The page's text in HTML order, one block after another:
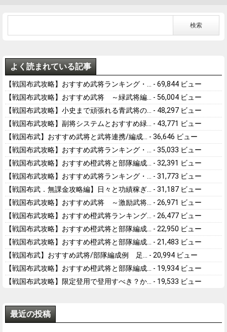
よく読まれている記事
【戦国布武攻略】おすすめ武将ランキング・... - 69,844 ビュー
【戦国布武攻略】おすすめ武将 ～緑武将編... - 56,004 ビュー
【戦国布武攻略】小史まで頑張れる青武将の... - 48,297 ビュー
【戦国布武攻略】副将システムとおすすめ緑... - 43,771 ビュー
【戦国布武】おすすめ武将と武将連携/編成... - 36,646 ビュー
【戦国布武攻略】おすすめ武将ランキング・... - 35,033 ビュー
【戦国布武攻略】おすすめ橙武将と部隊編成... - 32,391 ビュー
【戦国布武攻略】おすすめ武将ランキング・... - 31,773 ビュー
【戦国布武．無課金攻略編】日々と功績稼ぎ... - 31,187 ビュー
【戦国布武攻略】おすすめ武将 ～激励武将... - 26,971 ビュー
【戦国布武攻略】おすすめ橙武将ランキング... - 26,477 ビュー
【戦国布武攻略】おすすめ橙武将と部隊編成... - 22,950 ビュー
【戦国布武攻略】おすすめ橙武将と部隊編成... - 21,483 ビュー
【戦国布武】おすすめ武将/部隊編成例 足... - 20,994 ビュー
【戦国布武攻略】おすすめ橙武将と部隊編成... - 19,934 ビュー
【戦国布武攻略】限定登用で登用すべき？か... - 19,533 ビュー
最近の投稿